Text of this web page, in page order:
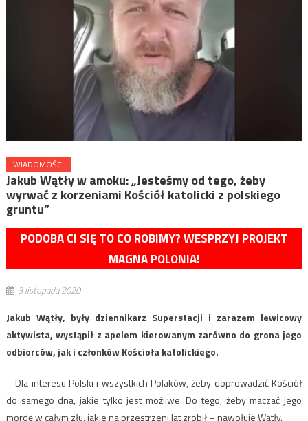
WIADOMOŚCI
Jakub Wątły w amoku: „Jesteśmy od tego, żeby
wyrwać z korzeniami Kościół katolicki z polskiego
gruntu”
PODOBA CI SIĘ TO CO ROBIMY? WESPRZYJ PROJEKT
MAGNA POLONIA!
3 listopada 2020
Jakub Wątły, były dziennikarz Superstacji i zarazem lewicowy
aktywista, wystąpił z apelem kierowanym zarówno do grona jego
odbiorców, jak i członków Kościoła katolickiego.
– Dla interesu Polski i wszystkich Polaków, żeby doprowadzić Kościół
do samego dna, jakie tylko jest możliwe. Do tego, żeby maczać jego
mordę w całym złu, jakie na przestrzeni lat zrobił – nawołuje Wątły.